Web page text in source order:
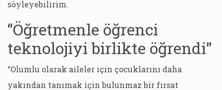
söyleyebilirim.
“Öğretmenle öğrenci
teknolojiyi birlikte öğrendi”
“Olumlu olarak aileler için çocuklarını daha
yakından tanımak için bulunmaz bir fırsat